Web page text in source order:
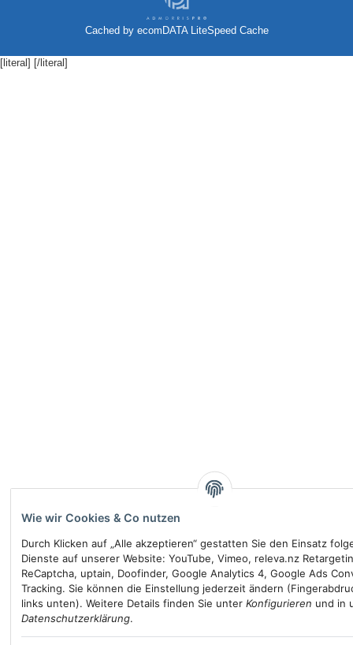
Wie wir Cookies & Co nutzen
Durch Klicken auf „Alle akzeptieren“ gestatten Sie den Einsatz
Dienste auf unserer Website: YouTube, Vimeo, releva.nz
ReCaptcha, uptain, Doofinder, Google Analytics 4, Google Ads
Tracking. Sie können die Einstellung jederzeit ändern
links unten). Weitere Details finden Sie unter Konfigurieren und in
Datenschutzerklärung.
Cached by ecomDATA LiteSpeed Cache
[literal] [/literal]